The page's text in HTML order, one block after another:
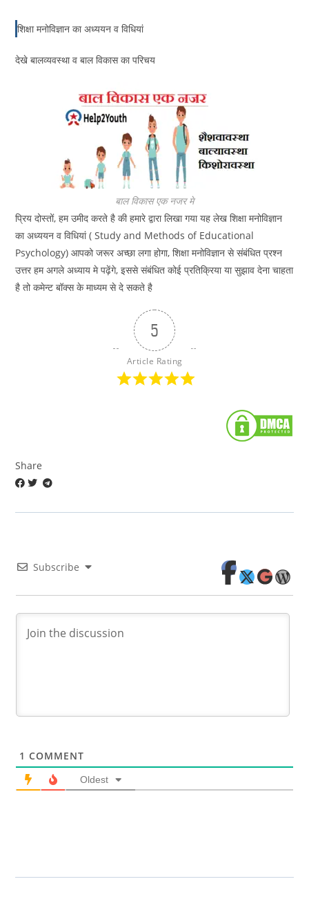
शिक्षा मनोविज्ञान का अध्ययन व विधियां
देखे बालव्यवस्था व बाल विकास का परिचय
बाल विकास एक नजर मे
प्रिय दोस्तों, हम उमीद करते है की हमारे द्वारा लिखा गया यह लेख शिक्षा मनोविज्ञान
का अध्ययन व विधियां ( Study and Methods of Educational
Psychology) आपको जरूर अच्छा लगा होगा, शिक्षा मनोविज्ञान से संबंधित प्रश्न
उत्तर हम अगले अध्याय मे पढ़ेंगे, इससे संबंधित कोई प्रतिक्रिया या सुझाव देना चाहता
है तो कमेन्ट बॉक्स के माध्यम से दे सकते है
5
Article Rating
Share
Subscribe
1 COMMENT
Oldest